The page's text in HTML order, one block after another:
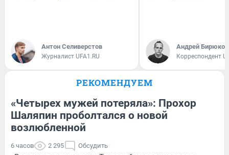
Антон Селиверстов
Журналист UFA1.RU
Андрей Бирюков
Корреспондент
РЕКОМЕНДУЕМ
«Четырех мужей потеряла»: Прохор
Шаляпин проболтался о новой
возлюбленной
6 часов 2 295 Обсудить